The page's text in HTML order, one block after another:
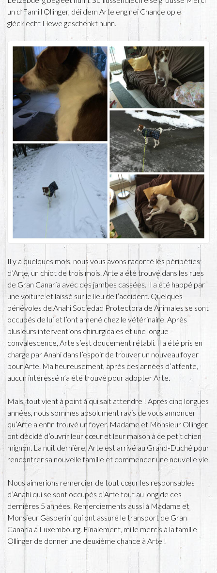
un d’Famill Ollinger, déi dem Arte eng nei Chance op e
glécklecht Liewe geschenkt hunn.
Il y a quelques mois, nous vous avons raconté les péripéties
d’Arte, un chiot de trois mois. Arte a été trouvé dans les rues
de Gran Canaria avec des jambes cassées. Il a été happé par
une voiture et laissé sur le lieu de l’accident. Quelques
bénévoles de Anahi Sociedad Protectora de Animales se sont
occupés de lui et l’ont amené chez le vétérinaire. Après
plusieurs interventions chirurgicales et une longue
convalescence, Arte s’est doucement rétabli. Il a été pris en
charge par Anahi dans l’espoir de trouver un nouveau foyer
pour Arte. Malheureusement, après des années d’attente,
aucun intéressé n’a été trouvé pour adopter Arte.
Mais, tout vient à point à qui sait attendre ! Après cinq longues
années, nous sommes absolument ravis de vous annoncer
qu’Arte a enfin trouvé un foyer. Madame et Monsieur Ollinger
ont décidé d’ouvrir leur cœur et leur maison à ce petit chien
mignon. La nuit dernière, Arte est arrivé au Grand-Duché pour
rencontrer sa nouvelle famille et commencer une nouvelle vie.
Nous aimerions remercier de tout cœur les responsables
d’Anahi qui se sont occupés d’Arte tout au long de ces
dernières 5 années. Remerciements aussi à Madame et
Monsieur Gasperini qui ont assuré le transport de Gran
Canaria à Luxembourg. Finalement, mille mercis à la famille
Ollinger de donner une deuxième chance à Arte !